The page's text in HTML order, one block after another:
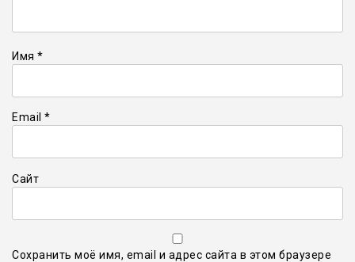
Имя *
Email *
Сайт
Сохранить моё имя, email и адрес сайта в этом браузере